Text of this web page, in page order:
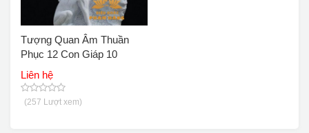
Tượng Quan Âm Thuần
Phục 12 Con Giáp 10
Liên hệ
(257 Lượt xem)